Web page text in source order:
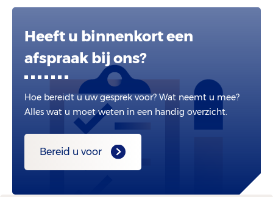
Heeft u binnenkort een
afspraak bij ons?
Hoe bereidt u uw gesprek voor? Wat neemt u mee?
Alles wat u moet weten in een handig overzicht.
Bereid u voor